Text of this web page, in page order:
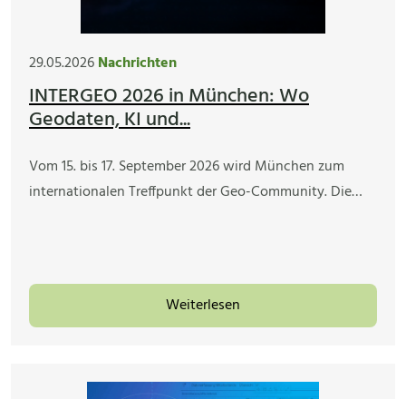
29.05.2026Nachrichten
INTERGEO 2026 in München: Wo
Geodaten, KI und...
Vom 15. bis 17. September 2026 wird München zum
internationalen Treffpunkt der Geo-Community. Die…
Weiterlesen